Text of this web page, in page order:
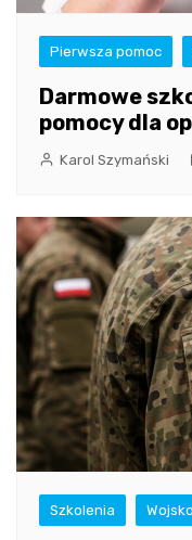
Pierwsza pomoc
Darmowe
pomocy dla
Karol Szymański
Szkolenia Wojsko